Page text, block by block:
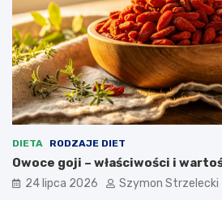
DIETA RODZAJE DIET
Owoce goji – właściwości i
24 lipca 2026 Szymon Strzelecki